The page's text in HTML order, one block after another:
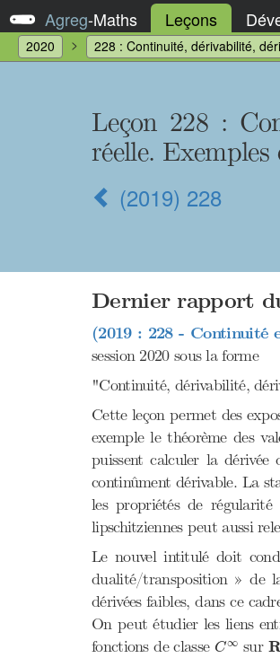
Agreg-Maths Leçons
2020 228 : Continuité, dérivabilité,
Leçon 228 :
réelle.
(2019) 228
Dernier rapport
(2019 : 228 - Continuité
session 2020 sous la forme
"Continuité, dérivabilité,
Cette leçon permet des
exemple le théorème des
puissent calculer la
continûment dérivable. La
les propriétés de régularité
lipschitziennes peut aussi
Le nouvel intitulé doit
dualité/transposition » de
dérivées faibles, dans ce
On peut étudier les liens
fonctions de classe C∞
C∞ sur R